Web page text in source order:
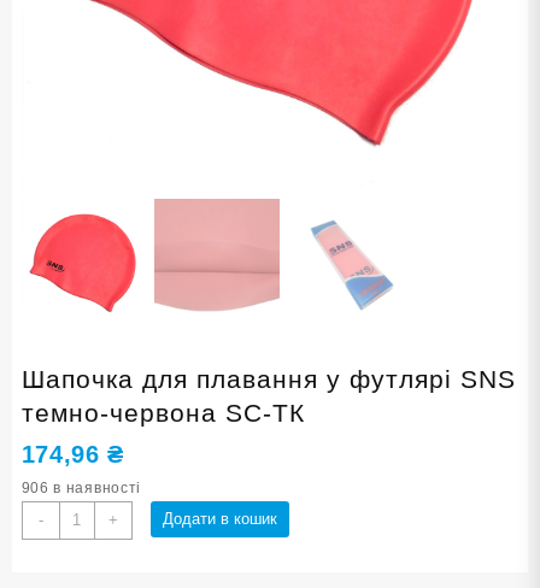
Шапочка для плавання у футлярі SNS
темно-червона SC-ТК
174,96₴
906 в наявності
-
Шапочка
для
+ Додати в кошик